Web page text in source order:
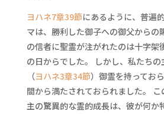
ヨハネ7章39節にあるように、普遍
マは、勝利した御子への御父からの
の信者に聖霊が注がれたのは十字架
の日からでした。 しかし、私たちの
（ヨハネ3章34節）御霊を持ってお
間から満たされておられました。
主の驚異的な霊的成長は、彼が何か